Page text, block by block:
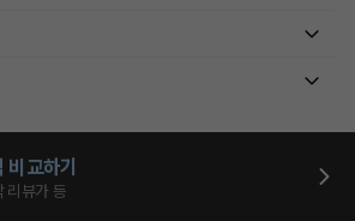
비교하기
리뷰가 등